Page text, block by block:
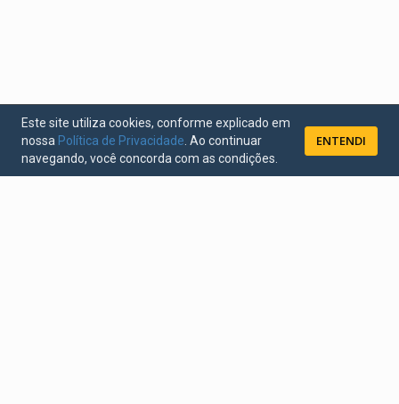
Este site utiliza cookies, conforme explicado em
nossa Política de Privacidade . Ao continuar
navegando, você concorda com as condições.
ENTENDI